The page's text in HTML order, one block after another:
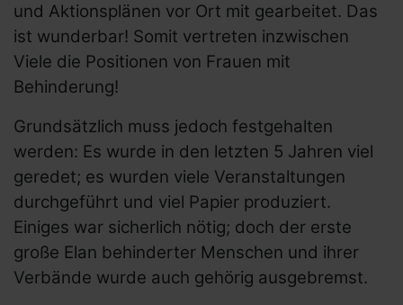
und Aktionsplänen vor Ort mit gearbeitet. Das
ist wunderbar! Somit vertreten inzwischen
Viele die Positionen von Frauen mit
Behinderung!
Grundsätzlich muss jedoch festgehalten
werden: Es wurde in den letzten 5 Jahren viel
geredet; es wurden viele Veranstaltungen
durchgeführt und viel Papier produziert.
Einiges war sicherlich nötig; doch der erste
große Elan behinderter Menschen und ihrer
Verbände wurde auch gehörig ausgebremst.